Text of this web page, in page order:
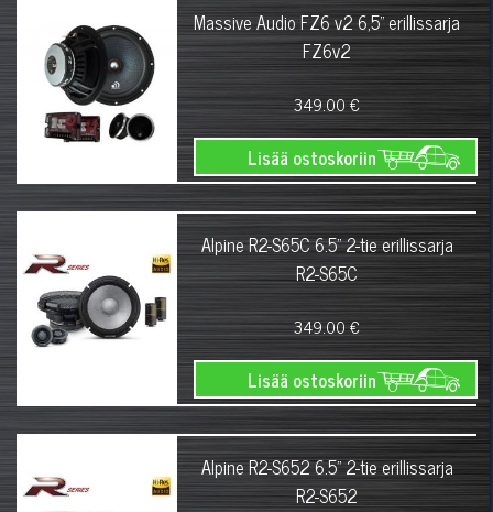
Massive Audio FZ6 v2 6,5" erillissarja
FZ6v2
349.00 €
Lisää ostoskoriin
Alpine R2-S65C 6.5" 2-tie erillissarja
R2-S65C
349.00 €
Lisää ostoskoriin
Alpine R2-S652 6.5" 2-tie erillissarja
R2-S652